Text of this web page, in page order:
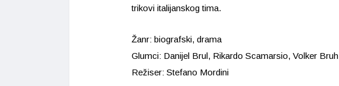
trikovi italijanskog tima.
Žanr: biografski, drama
Glumci: Danijel Brul, Rikardo Scamarsio, Volker Bruh
Režiser: Stefano Mordini